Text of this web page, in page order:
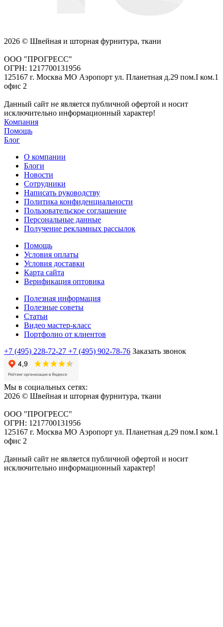
2026 © Швейная и шторная фурнитура, ткани
ООО "ПРОГРЕСС"
ОГРН: 1217700131956
125167 г. Москва МО Аэропорт ул. Планетная д.29 пом.I ком.1
офис 2
Данный сайт не является публичной офертой и носит
исключительно информационный характер!
Компания
Помощь
Блог
О компании
Блоги
Новости
Сотрудники
Написать руководству
Политика конфиденциальности
Пользовательское соглашение
Персональные данные
Получение рекламных рассылок
Помощь
Условия оплаты
Условия доставки
Карта сайта
Верификация оптовика
Полезная информация
Полезные советы
Статьи
Видео мастер-класс
Портфолио от клиентов
+7 (495) 228-72-27 +7 (495) 902-78-76 Заказать звонок
Мы в социальных сетях:
2026 © Швейная и шторная фурнитура, ткани
ООО "ПРОГРЕСС"
ОГРН: 1217700131956
125167 г. Москва МО Аэропорт ул. Планетная д.29 пом.I ком.1
офис 2
Данный сайт не является публичной офертой и носит
исключительно информационный характер!